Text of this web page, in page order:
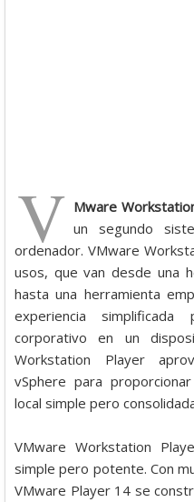
V Mware
un segundo
ordenador. VMware
usos, que van desde una
hasta una herramienta
experiencia
corporativo en un
Workstation Player
vSphere para
local simple pero
VMware Workstation
simple pero potente. Con
VMware Player 14 se